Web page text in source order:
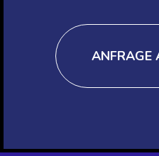
ANFRAGE